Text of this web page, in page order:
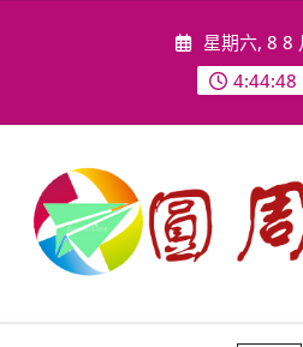
星期六, 8 8
4:44:50